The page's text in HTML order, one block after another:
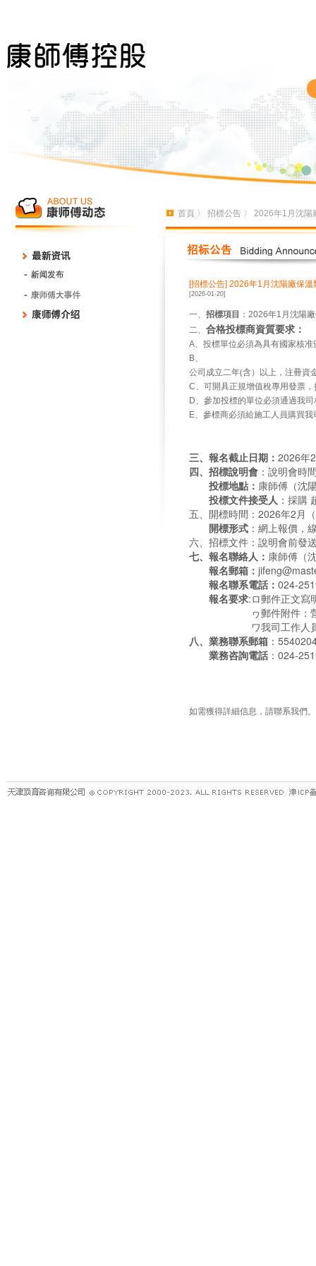
首頁 〉 招標公告 〉 2026年1月沈陽
[招標公告] 2026年1月沈陽廠保溫
[2026-01-20]
一、 招標項目 ：2026年1月沈陽
二、 合格投標商資質要求：
A、投標單位必須為具有國家核
B、
公司成立二年(含）以上，注冊資
C、可開具正規增值稅專用發票
D、參加投標的單位必須通過我
E、參標商必須給施工人員購買
三、 報名截止日期： 2026年
四、招標說明會 ：說明會時
投標地點： 康師傅（沈
投標文件接受人 ：採購
五、 開標時間： 2026年2月
開標形式 ：網上報價，
六、 招標文件 ：說明會前發
七、報名聯絡人： 康師傅（
報名郵箱：
報名聯系電話： 024-
報名要求:ロ郵件正文寫
ヮ郵件附件：營業執照
ワ我司工作人員收到
八、業務聯系郵箱 ：
業務咨詢電話 ：024-
如需獲得詳細信息，請聯系我們。